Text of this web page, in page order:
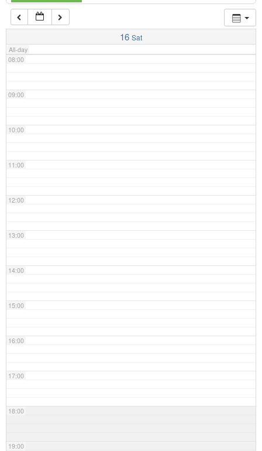
16 Sat
All-day
07:00
08:00
09:00
10:00
11:00
12:00
13:00
14:00
15:00
16:00
17:00
18:00
19:00